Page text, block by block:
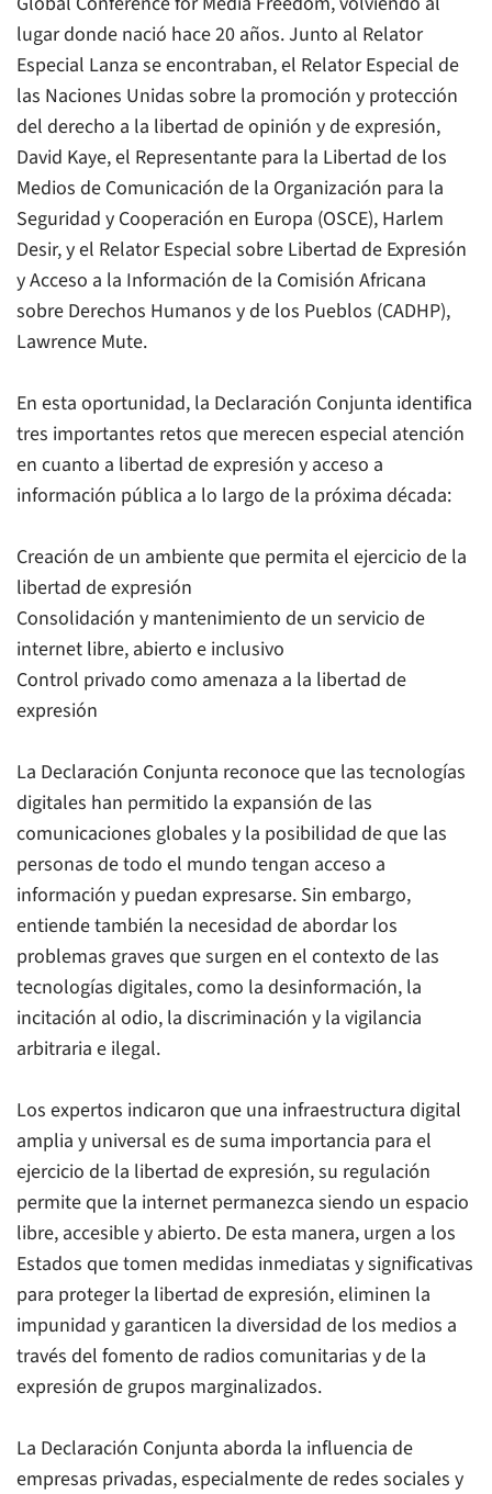
lugar donde nació hace 20 años. Junto al Relator
Especial Lanza se encontraban, el Relator Especial de
las Naciones Unidas sobre la promoción y protección
del derecho a la libertad de opinión y de expresión,
David Kaye, el Representante para la Libertad de los
Medios de Comunicación de la Organización para la
Seguridad y Cooperación en Europa (OSCE), Harlem
Desir, y el Relator Especial sobre Libertad de Expresión
y Acceso a la Información de la Comisión Africana
sobre Derechos Humanos y de los Pueblos (CADHP),
Lawrence Mute.
En esta oportunidad, la Declaración Conjunta identifica
tres importantes retos que merecen especial atención
en cuanto a libertad de expresión y acceso a
información pública a lo largo de la próxima década:
Creación de un ambiente que permita el ejercicio de la
libertad de expresión
Consolidación y mantenimiento de un servicio de
internet libre, abierto e inclusivo
Control privado como amenaza a la libertad de
expresión
La Declaración Conjunta reconoce que las tecnologías
digitales han permitido la expansión de las
comunicaciones globales y la posibilidad de que las
personas de todo el mundo tengan acceso a
información y puedan expresarse. Sin embargo,
entiende también la necesidad de abordar los
problemas graves que surgen en el contexto de las
tecnologías digitales, como la desinformación, la
incitación al odio, la discriminación y la vigilancia
arbitraria e ilegal.
Los expertos indicaron que una infraestructura digital
amplia y universal es de suma importancia para el
ejercicio de la libertad de expresión, su regulación
permite que la internet permanezca siendo un espacio
libre, accesible y abierto. De esta manera, urgen a los
Estados que tomen medidas inmediatas y significativas
para proteger la libertad de expresión, eliminen la
impunidad y garanticen la diversidad de los medios a
través del fomento de radios comunitarias y de la
expresión de grupos marginalizados.
La Declaración Conjunta aborda la influencia de
empresas privadas, especialmente de redes sociales y